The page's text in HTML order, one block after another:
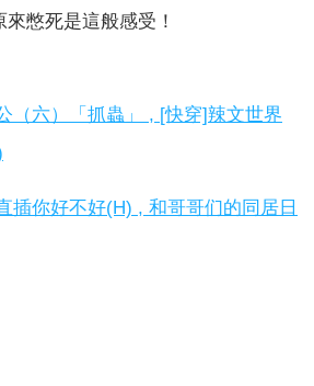
憋死是這般感受！
（六）「抓蟲」 , [快穿]辣文世界
插你好不好(H) , 和哥哥们的同居日